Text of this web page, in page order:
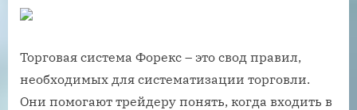
Торговая система Форекс – это свод правил,
необходимых для систематизации торговли.
Они помогают трейдеру понять, когда входить в